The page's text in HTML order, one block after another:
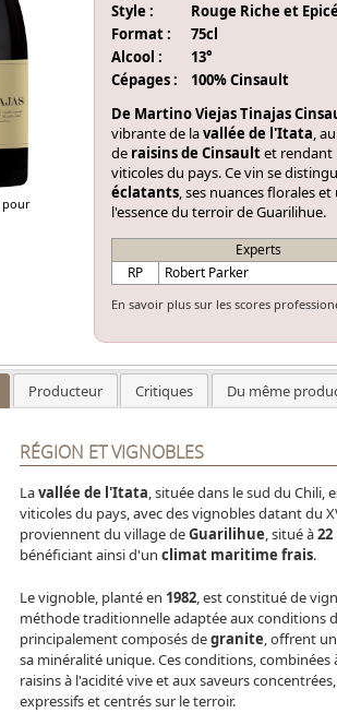
pour
Style :
Rouge Riche et
Format :
75cl
Alcool :
13°
Cépages :
100% Cinsault
De Martino Viejas Tinajas
vibrante de lavallée de l'Itata,
de raisins de Cinsaultet rendant
viticoles du pays. Ce vin se
éclatants, ses nuances florales
l'essence du terroir de Guarilihue.
Experts
RP
Robert Parker
En savoir plus sur les scores
Producteur Critiques Du même
RÉGION ET VIGNOBLES
Lavallée de l'Itata, située dans le sud du Chili,
viticoles du pays, avec des vignobles datant du
proviennent du village deGuarilihue, situé à
bénéficiant ainsi d'un climat maritime frais.
Le vignoble, planté en 1982, est constitué de
méthode traditionnelle adaptée aux conditions
principalement composés degranite, offrent
sa minéralité unique. Ces conditions,
raisins à l'acidité vive et aux saveurs
expressifs et centrés sur le terroir.